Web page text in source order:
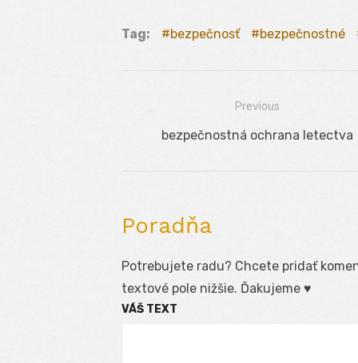
Tag: bezpečnosť bezpečnostné
Navigácia
Previous
Previous
bezpečnostná ochrana letectva
Poradňa
Potrebujete radu? Chcete pridať
textové pole nižšie. Ďakujeme ♥
VÁŠ TEXT